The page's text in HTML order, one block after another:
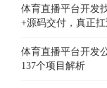
体育直播平台开发
+源码交付，真正
体育直播平台开发
137个项目解析